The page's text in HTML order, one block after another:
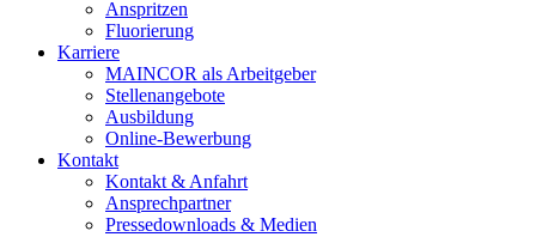
Anspritzen
Fluorierung
Karriere
MAINCOR als Arbeitgeber
Stellenangebote
Ausbildung
Online-Bewerbung
Kontakt
Kontakt & Anfahrt
Ansprechpartner
Pressedownloads & Medien